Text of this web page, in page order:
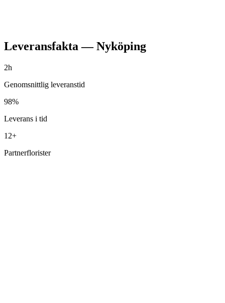
Leveransfakta —Nyköping
2h
Genomsnittlig leveranstid
98%
Leverans i tid
12+
Partnerflorister